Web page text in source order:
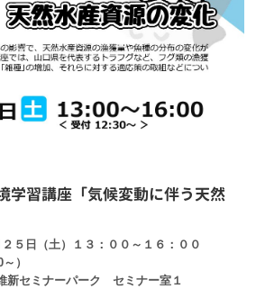
学習講座「気候変動に伴う天然
５日（土）１３：００～１６：００
）
新セミナーパーク セミナー室１